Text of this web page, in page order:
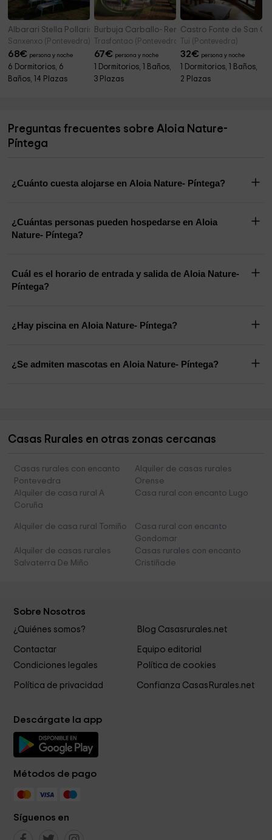
Albarari Stella Pollaris- Sanxenxo
Sanxenxo (Pontevedra)
68€ persona y noche
6 Dormitorios, 6
Baños, 14 Plazas
Burbuja Carballo- Remanso de Trasfontao
Trasfontao (Pontevedra)
67€ persona y noche
1 Dormitorios, 1 Baños,
3 Plazas
Castro Fonte de San
Tui (Pontevedra)
32€ persona y noche
1 Dormitorios, 1 Baños,
2 Plazas
Preguntas frecuentes sobre Aloia Nature-
Píntega
¿Cuánto cuesta alojarse en Aloia Nature- Píntega?
¿Cuántas personas pueden hospedarse en Aloia
Nature- Píntega?
Cuál es el horario de entrada y salida de Aloia Nature-
Píntega?
¿Hay piscina en Aloia Nature- Píntega?
¿Se admiten mascotas en Aloia Nature- Píntega?
Casas Rurales en otras zonas cercanas
Casas rurales con encanto
Pontevedra
Alquiler de casas rurales
Orense
Alquiler de casa rural A
Coruña
Casa rural con encanto Lugo
Alquiler de casa rural Tomiño
Casa rural con encanto
Gondomar
Alquiler de casas rurales
Salvaterra De Miño
Casas rurales con encanto
Cristiñade
Sobre Nosotros
¿Quiénes somos? Blog Casasrurales.net
Contactar
Equipo editorial
Condiciones legales
Política de cookies
Política de privacidad Confianza CasasRurales.net
Descárgate la app
Métodos de pago
Síguenos en